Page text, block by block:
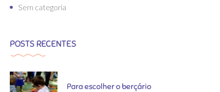
Sem categoria
POSTS RECENTES
Para escolher o berçário